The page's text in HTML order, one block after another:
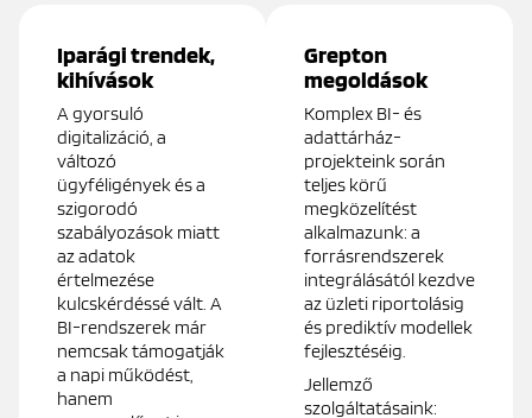
Iparági trendek,
kihívások
A gyorsuló
digitalizáció, a
változó
ügyféligények és a
szigorodó
szabályozások miatt
az adatok
értelmezése
kulcskérdéssé vált. A
BI-rendszerek már
nemcsak támogatják
a napi működést,
hanem
Grepton
megoldások
Komplex BI- és
adattárház-
projekteink során
teljes körű
megközelítést
alkalmazunk: a
forrásrendszerek
integrálásától kezdve
az üzleti riportolásig
és prediktív modellek
fejlesztéséig.
Jellemző
szolgáltatásaink: